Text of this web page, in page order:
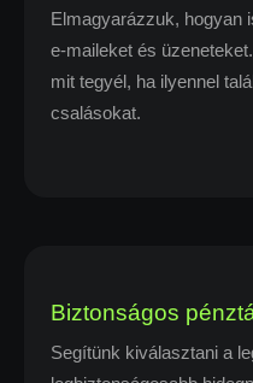
Elmagyarázzuk, hogyan
e-maileket és
mit tegyél, ha ilyennel
csalásokat.
Biztonságos
Segítünk kiválasztani a